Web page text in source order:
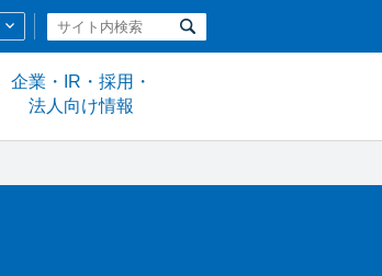
企業・IR・採用・
法人向け情報